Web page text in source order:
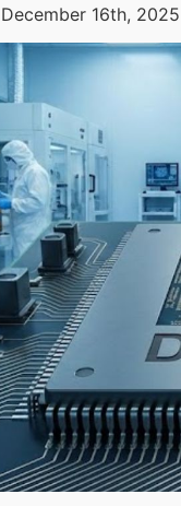
December 16th,